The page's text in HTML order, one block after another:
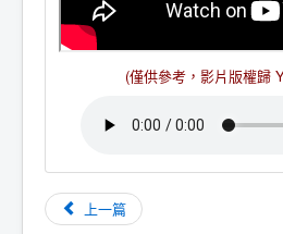
(僅供參考，影片版權歸
上一篇